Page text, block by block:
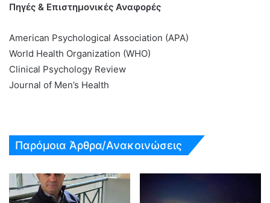
Πηγές & Επιστημονικές Αναφορές
American Psychological Association (APA)
World Health Organization (WHO)
Clinical Psychology Review
Journal of Men’s Health
Παρόμοια Άρθρα/Ανακοινώσεις